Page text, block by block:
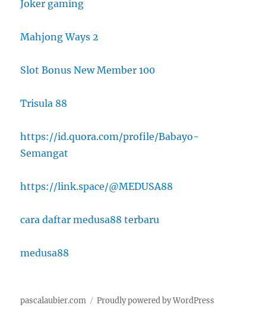
Joker gaming
Mahjong Ways 2
Slot Bonus New Member 100
Trisula 88
https://id.quora.com/profile/Babayo-
Semangat
https://link.space/@MEDUSA88
cara daftar medusa88 terbaru
medusa88
pascalaubier.com Proudly powered by WordPress